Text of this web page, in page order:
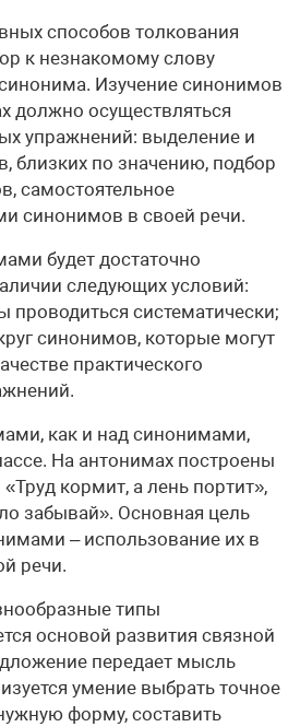
способов толкования
к незнакомому слову
Изу­чение синонимов
должно осуществляться
упражнений: выделение и
близких по значению, подбор
самостоятельное
синонимов в своей речи.
будет достаточно
следующих условий:
систематически;
синонимов, которые могут
практического
как и над синонимами,
На антонимах построены
кормит, а лень портит»,
забывай». Основная цель
– использование их в
речи.
типы
основой развития связной
передает мысль
умение выбрать точное
форму, составить